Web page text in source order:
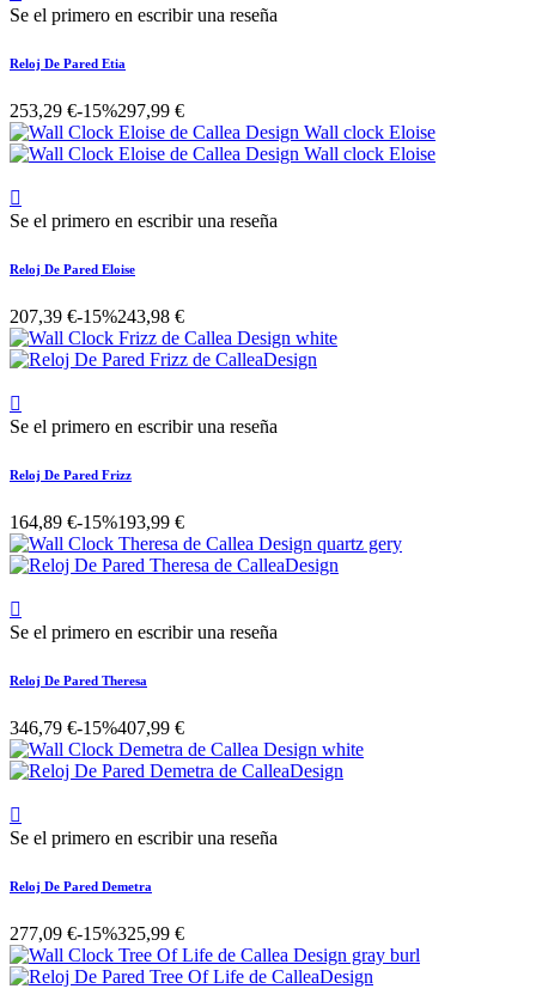
Se el primero en escribir una reseña
Reloj De Pared Etia
253,29 €-15%297,99 €

Se el primero en escribir una reseña
Reloj De Pared Eloise
207,39 €-15%243,98 €

Se el primero en escribir una reseña
Reloj De Pared Frizz
164,89 €-15%193,99 €

Se el primero en escribir una reseña
Reloj De Pared Theresa
346,79 €-15%407,99 €

Se el primero en escribir una reseña
Reloj De Pared Demetra
277,09 €-15%325,99 €